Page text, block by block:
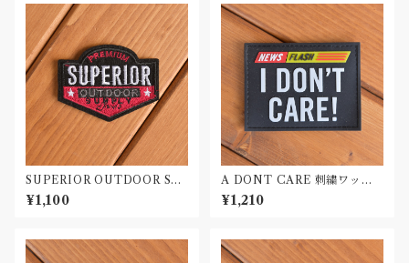
SUPERIOR OUTDOOR SU
PLY 刺繍ワッペン Patch
¥1,100
A DONT CARE 刺繍ワッペ
ン Patch
¥1,210